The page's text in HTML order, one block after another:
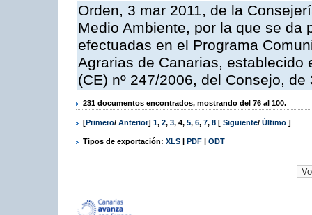
Orden, 3 mar 2011, de la
Medio Ambiente, por la que se da
efectuadas en el Programa
Agrarias de Canarias,
(CE) nº 247/2006, del Consejo,
231 documentos encontrados, mostrando del 76 al 100.
[Primero/ Anterior] 1, 2, 3, 4, 5, 6, 7, 8 [ Siguiente/ Último ]
Tipos de exportación: XLS | PDF | ODT